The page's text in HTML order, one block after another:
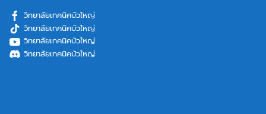
วิทยาลัยเทคนิคบัวใหญ่
วิทยาลัยเทคนิคบัวใหญ่
วิทยาลัยเทคนิคบัวใหญ่
วิทยาลัยเทคนิคบัวใหญ่